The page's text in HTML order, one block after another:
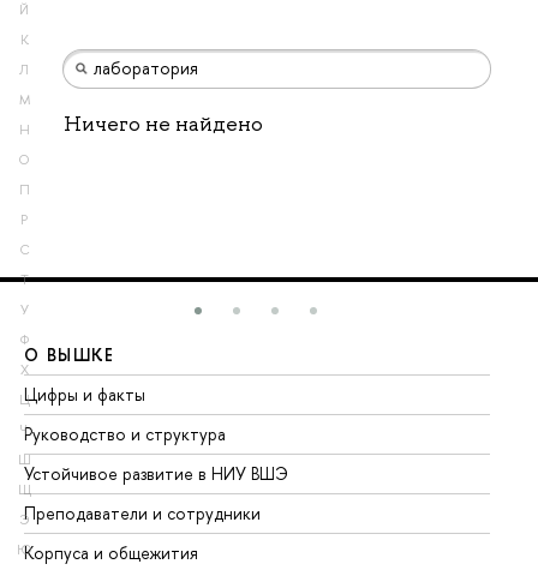
Й
К
Л
М
Н
О
П
Р
С
Т
У
Ф
Х
Ц
Ч
Ш
Щ
Э
Ю
Ничего не найдено
О ВЫШКЕ
Цифры и факты
Руководство и структура
Устойчивое развитие в НИУ ВШЭ
Преподаватели и сотрудники
Корпуса и общежития